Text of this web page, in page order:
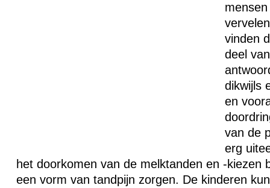
vinden
deel
dikwijls
en
van de
erg
het doorkomen van de melktanden en -kiezen
een vorm van tandpijn zorgen. De kinderen